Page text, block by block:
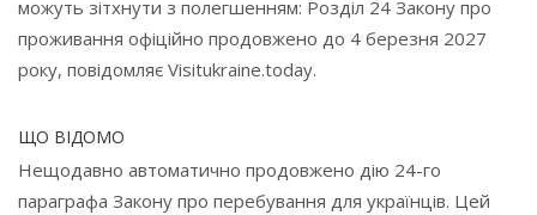
можуть зітхнути з полегшенням: Розділ 24 Закону про
проживання офіційно продовжено до 4 березня 2027
року, повідомляє Visitukraine.today.
ЩО ВІДОМО
Нещодавно автоматично продовжено дію 24-го
параграфа Закону про перебування для українців. Цей